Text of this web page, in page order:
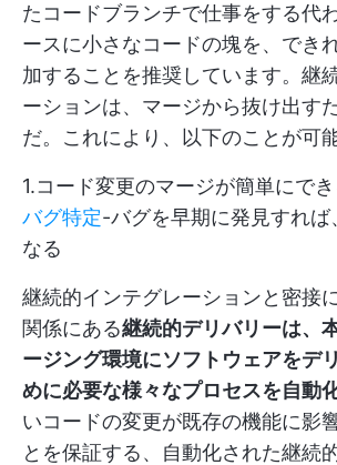
たコードブランチで仕事をする代
ースに小さなコードの塊を、でき
加することを推奨しています。継
ーションは、マージから抜け出す
だ。これにより、以下のことが可
1.コード変更のマージが簡単にで
バグ特定-バグを早期に発見すれば
なる
継続的インテグレーションと密接
関係にある継続的デリバリーは、
ージング環境にソフトウェアをデ
めに必要な様々なプロセスを自動
いコードの変更が既存の機能に影
とを保証する、自動化された継続